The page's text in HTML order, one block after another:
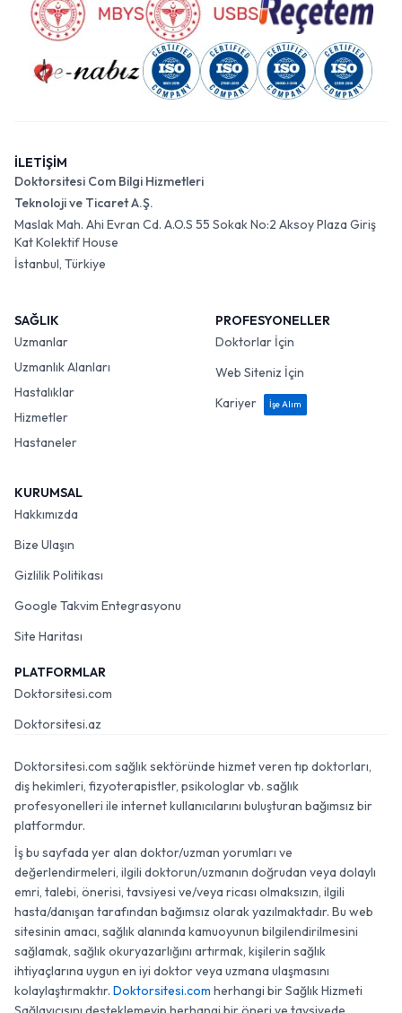
İLETİŞİM
Doktorsitesi Com Bilgi Hizmetleri
Teknoloji ve Ticaret A.Ş.
Maslak Mah. Ahi Evran Cd. A.O.S 55 Sokak No:2 Aksoy Plaza Giriş
Kat Kolektif House
İstanbul, Türkiye
SAĞLIK
Uzmanlar
Uzmanlık Alanları
Hastalıklar
Hizmetler
Hastaneler
PROFESYONELLER
Doktorlar İçin
Web Siteniz İçin
Kariyer
İşe Alım
KURUMSAL
Hakkımızda
Bize Ulaşın
Gizlilik Politikası
Google Takvim Entegrasyonu
Site Haritası
PLATFORMLAR
Doktorsitesi.com
Doktorsitesi.az
Doktorsitesi.com sağlık sektöründe hizmet veren tıp doktorları,
diş hekimleri, fizyoterapistler, psikologlar vb. sağlık
profesyonelleri ile internet kullanıcılarını buluşturan bağımsız bir
platformdur.
İş bu sayfada yer alan doktor/uzman yorumları ve
değerlendirmeleri, ilgili doktorun/uzmanın doğrudan veya dolaylı
emri, talebi, önerisi, tavsiyesi ve/veya ricası olmaksızın, ilgili
hasta/danışan tarafından bağımsız olarak yazılmaktadır. Bu web
sitesinin amacı, sağlık alanında kamuoyunun bilgilendirilmesini
sağlamak, sağlık okuryazarlığını artırmak, kişilerin sağlık
ihtiyaçlarına uygun en iyi doktor veya uzmana ulaşmasını
kolaylaştırmaktır. Doktorsitesi.com herhangi bir Sağlık Hizmeti